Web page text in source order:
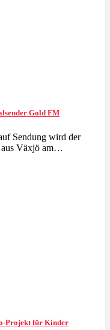
Gold FM
Sendung wird der
aus Växjö am…
Projekt für Kinder